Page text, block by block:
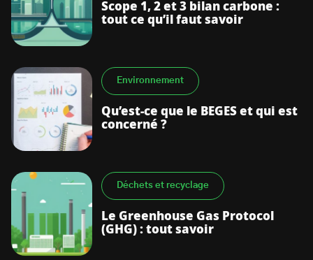
Scope 1, 2 et 3 bilan carbone :
tout ce qu’il faut savoir
Environnement
Qu’est-ce que le BEGES et qui est
concerné ?
Déchets et recyclage
Le Greenhouse Gas Protocol
(GHG) : tout savoir